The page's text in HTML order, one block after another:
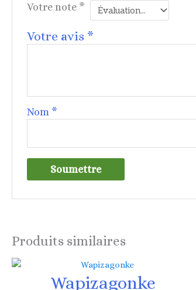
Votre note *
Votre avis *
Nom *
Produits similaires
Wapizagonke